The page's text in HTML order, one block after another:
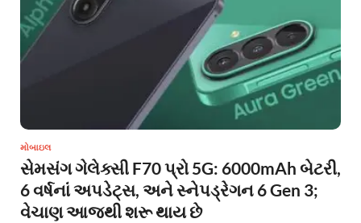
મોબાઇલ
સેમસંગ ગેલેક્સી F70 પ્રો 5G: 6000mAh બેટરી,
6 વર્ષનાં અપડેટ્સ, અને સ્નેપડ્રેગન 6 Gen 3;
વેચાણ આજથી શરૂ થાય છે